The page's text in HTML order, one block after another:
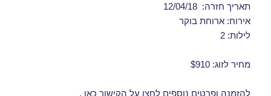
תאריך חזרה: 12/04/18
אירוח: ארוחת בוקר
לילות: 2
מחיר לזוג: $910
להזמנה ופרטים נוספים לחצו על הקישור כאן .